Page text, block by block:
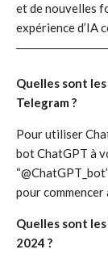
et de nouvelles
expérience d’IA
Quelles sont
Telegram ?
Pour utiliser
bot ChatGPT à
pour
Quelles sont
2024 ?